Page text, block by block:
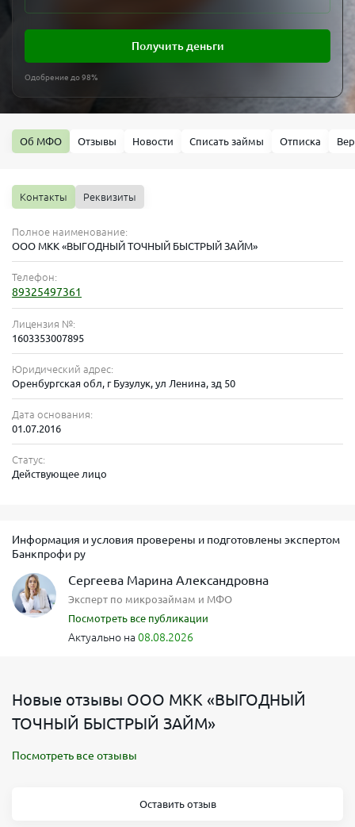
Получить деньги
Одобрение до 98%
Об МФО Отзывы Новости Списать займы Отписка
Контакты Реквизиты
Полное наименование:
ООО МКК «ВЫГОДНЫЙ ТОЧНЫЙ БЫСТРЫЙ ЗАЙМ»
Телефон:
89325497361
Лицензия №:
1603353007895
Юридический адрес:
Оренбургская обл, г Бузулук, ул Ленина, зд 50
Дата основания:
01.07.2016
Статус:
Действующее лицо
Информация и условия проверены и подготовлены экспертом
Банкпрофи ру
Сергеева Марина Александровна
Эксперт по микрозаймам и МФО
Посмотреть все публикации
Актуально на 08.08.2026
Новые отзывы ООО МКК «ВЫГОДНЫЙ
ТОЧНЫЙ БЫСТРЫЙ ЗАЙМ»
Посмотреть все отзывы
Оставить отзыв